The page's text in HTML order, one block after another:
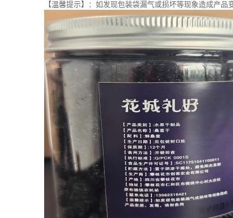
【温馨提示】：如发现包装袋漏气或损坏等现象造成产品